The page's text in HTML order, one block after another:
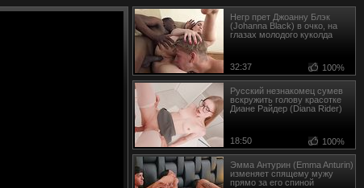
32:37 100%
Негр прет Джоанну Блэк
(Johanna Black) в очко, на
глазах молодого куколда
18:50 100%
Русский незнакомец сумев
вскружить голову красотке
Диане Райдер (Diana Rider)
Эмма Антурин (Emma Anturin)
изменяет спящему мужу
прямо за его спиной